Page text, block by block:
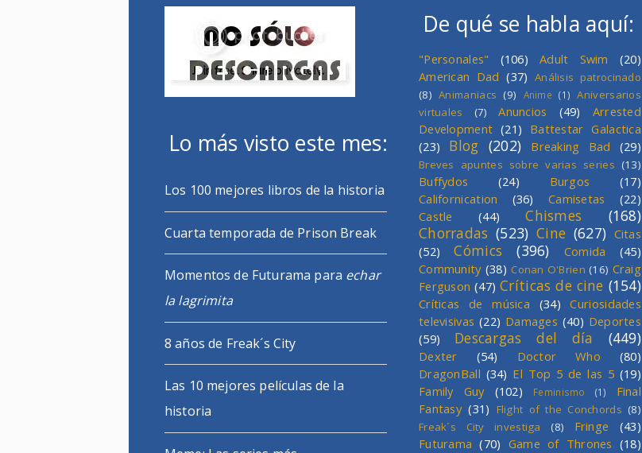
Lo más visto este mes:
Los 100 mejores libros de la historia
Cuarta temporada de Prison Break
Momentos de Futurama para echar
la lagrimita
8 años de Freak´s City
Las 10 mejores películas de la
historia
De qué se habla aquí:
"Personales" (106) Adult Swim
(20)
American Dad (37) Análisis patrocinado
(8) Animaniacs (9) Anime (1) Aniversarios
virtuales
(7) Anuncios (49)
Arrested
Development (21) Battestar Galactica
(23)
Blog (202) Breaking Bad (29)
Breves apuntes sobre varias series (13)
Buffydos (24) Burgos
(17)
Californication
(36) Camisetas
(22)
Castle
(44) Chismes
(168)
Chorradas (523) Cine (627) Citas
(52)
Cómics (396) Comida
(45)
Community (38) Conan O'Brien (16) Craig
Ferguson (47) Críticas de cine (154)
Críticas de música (34)
Curiosidades
televisivas (22) Damages (40) Deportes
(59)
Descargas del día (449)
Dexter (54) Doctor Who
(80)
DragonBall (34) El Top 5 de las 5 (19)
Family Guy
(102) Feminismo (1)
Final
Fantasy (31) Flight of the Conchords (8)
Freak´s City investiga
(8) Fringe
(43)
Futurama (70) Game of Thrones (18)